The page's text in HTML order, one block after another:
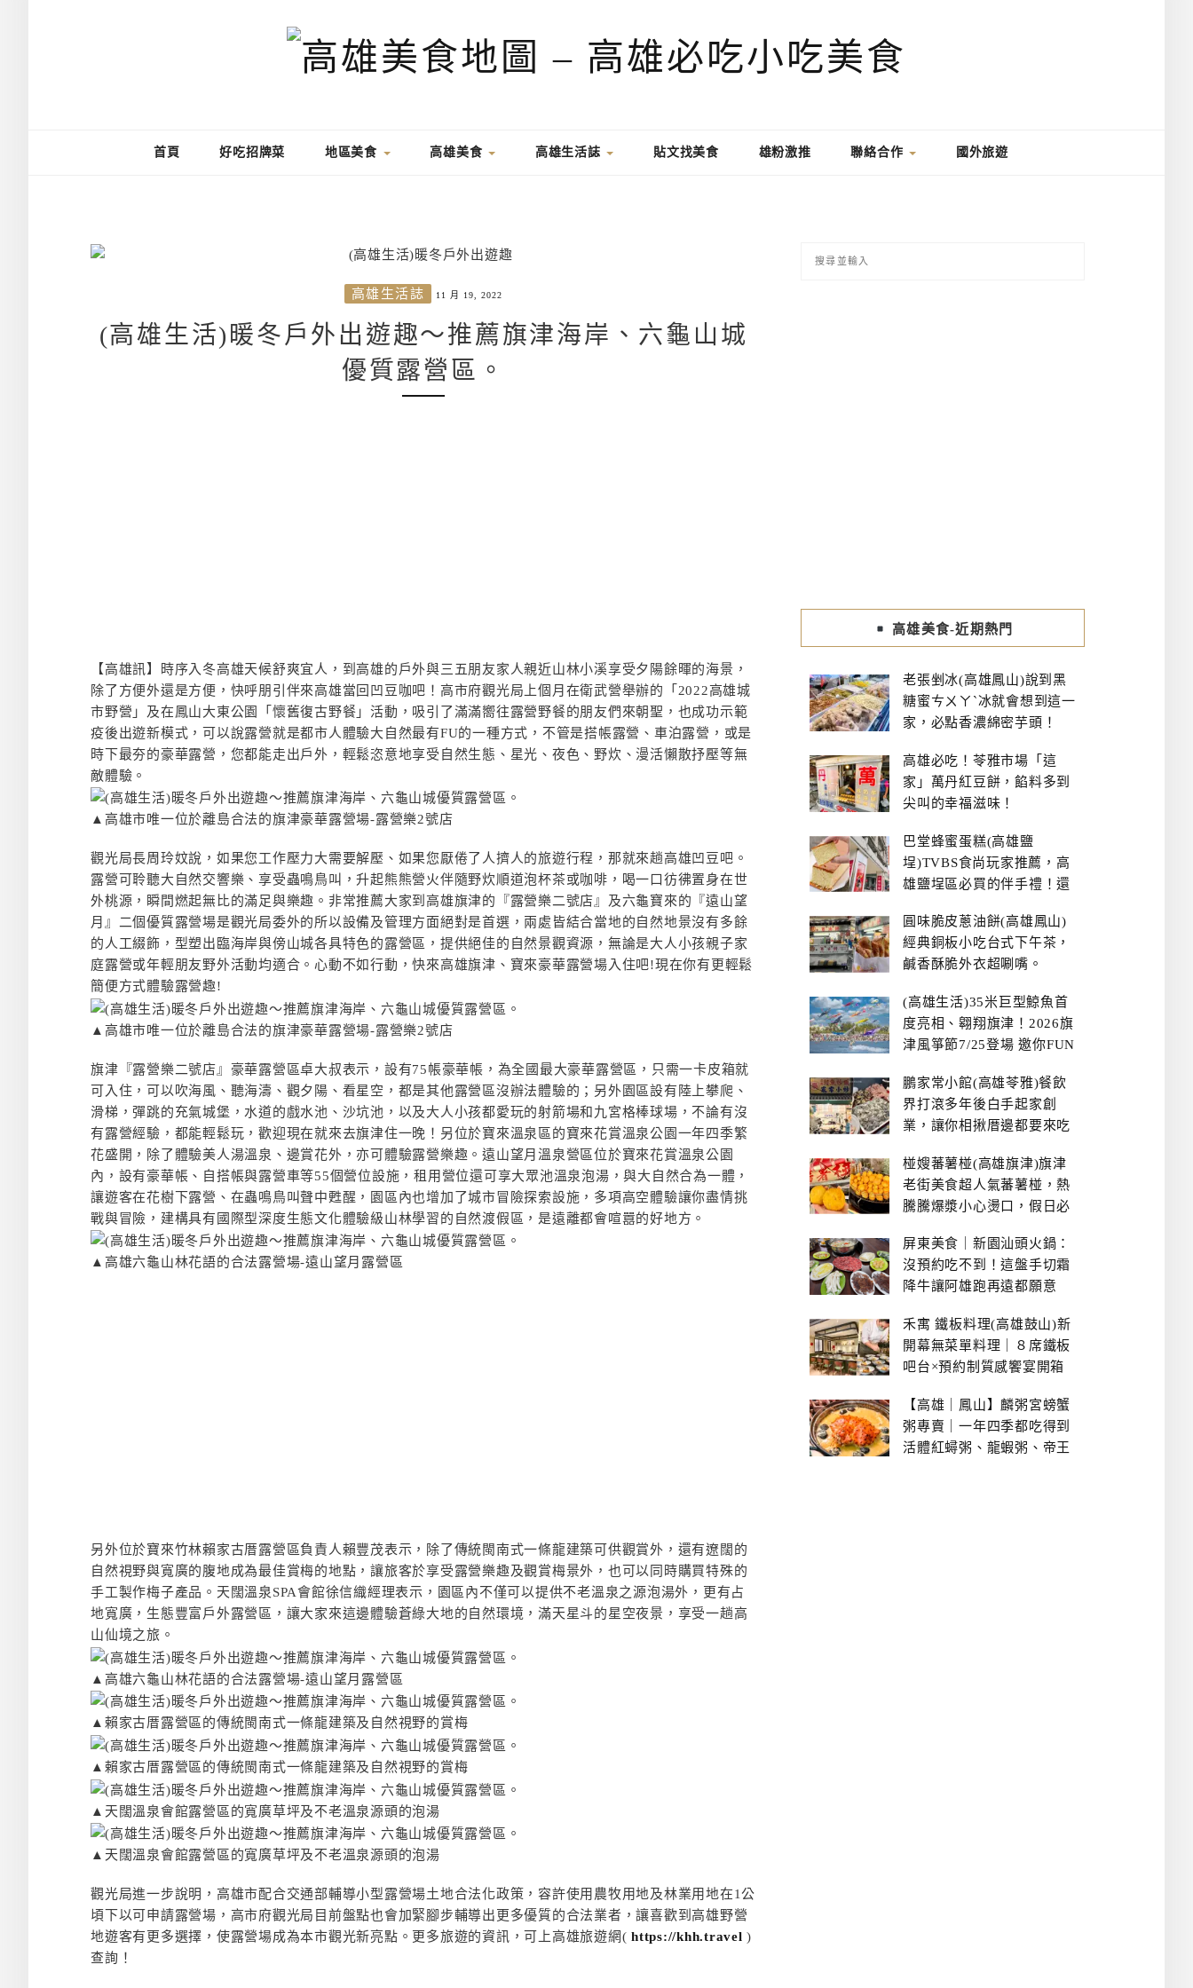
首頁 好吃招牌菜 地區美食 高雄美食 高雄生活誌 貼文找美食 雄粉激推 聯絡合作 國外旅遊
高雄生活誌 11 月 19, 2022
(高雄生活)暖冬戶外出遊趣～推薦旗津海岸、六龜山城
優質露營區。
【高雄訊】時序入冬高雄天候舒爽宜人，到高雄的戶外與三五朋友家人親近山林小溪享受夕陽餘暉的海景，
除了方便外還是方便，快呼朋引伴來高雄當回凹豆咖吧！高市府觀光局上個月在衛武營舉辦的「2022高雄城
市野營」及在鳳山大東公園「懷舊復古野餐」活動，吸引了滿滿嚮往露營野餐的朋友們來朝聖，也成功示範
疫後出遊新模式，可以說露營就是都市人體驗大自然最有FU的一種方式，不管是搭帳露營、車泊露營，或是
時下最夯的豪華露營，您都能走出戶外，輕鬆恣意地享受自然生態、星光、夜色、野炊、漫活懶散抒壓等無
敵體驗。
▲高雄市唯一位於離島合法的旗津豪華露營場-露營樂2號店
觀光局長周玲妏說，如果您工作壓力大需要解壓、如果您厭倦了人擠人的旅遊行程，那就來趟高雄凹豆吧。
露營可聆聽大自然交響樂、享受蟲鳴鳥叫，升起熊熊營火伴隨野炊順道泡杯茶或咖啡，喝一口彷彿置身在世
外桃源，瞬間燃起無比的滿足與樂趣。非常推薦大家到高雄旗津的『露營樂二號店』及六龜寶來的『遠山望
月』二個優質露營場是觀光局委外的所以設備及管理方面絕對是首選，兩處皆結合當地的自然地景沒有多餘
的人工綴飾，型塑出臨海岸與傍山城各具特色的露營區，提供絕佳的自然景觀資源，無論是大人小孩親子家
庭露營或年輕朋友野外活動均適合。心動不如行動，快來高雄旗津、寶來豪華露營場入住吧!現在你有更輕鬆
簡便方式體驗露營趣!
▲高雄市唯一位於離島合法的旗津豪華露營場-露營樂2號店
旗津『露營樂二號店』豪華露營區卓大叔表示，設有75帳豪華帳，為全國最大豪華露營區，只需一卡皮箱就
可入住，可以吹海風、聽海濤、觀夕陽、看星空，都是其他露營區沒辦法體驗的；另外園區設有陸上攀爬、
滑梯，彈跳的充氣城堡，水道的戲水池、沙坑池，以及大人小孩都愛玩的射箭場和九宮格棒球場，不論有沒
有露營經驗，都能輕鬆玩，歡迎現在就來去旗津住一晚！另位於寶來溫泉區的寶來花賞溫泉公園一年四季繁
花盛開，除了體驗美人湯溫泉、邊賞花外，亦可體驗露營樂趣。遠山望月溫泉營區位於寶來花賞溫泉公園
內，設有豪華帳、自搭帳與露營車等55個營位設施，租用營位還可享大眾池溫泉泡湯，與大自然合為一體，
讓遊客在花樹下露營、在蟲鳴鳥叫聲中甦醒，園區內也增加了城市冒險探索設施，多項高空體驗讓你盡情挑
戰與冒險，建構具有國際型深度生態文化體驗級山林學習的自然渡假區，是遠離都會喧囂的好地方。
▲高雄六龜山林花語的合法露營場-遠山望月露營區
另外位於寶來竹林賴家古厝露營區負責人賴豐茂表示，除了傳統閩南式一條龍建築可供觀賞外，還有遼闊的
自然視野與寬廣的腹地成為最佳賞梅的地點，讓旅客於享受露營樂趣及觀賞梅景外，也可以同時購買特殊的
手工製作梅子產品。天闊溫泉SPA會館徐信織經理表示，園區內不僅可以提供不老溫泉之源泡湯外，更有占
地寬廣，生態豐富戶外露營區，讓大家來這邊體驗蒼綠大地的自然環境，滿天星斗的星空夜景，享受一趟高
山仙境之旅。
▲高雄六龜山林花語的合法露營場-遠山望月露營區
▲賴家古厝露營區的傳統閩南式一條龍建築及自然視野的賞梅
▲賴家古厝露營區的傳統閩南式一條龍建築及自然視野的賞梅
▲天闊溫泉會館露營區的寬廣草坪及不老溫泉源頭的泡湯
▲天闊溫泉會館露營區的寬廣草坪及不老溫泉源頭的泡湯
觀光局進一步說明，高雄市配合交通部輔導小型露營場土地合法化政策，容許使用農牧用地及林業用地在1公
頃下以可申請露營場，高市府觀光局目前盤點也會加緊腳步輔導出更多優質的合法業者，讓喜歡到高雄野營
地遊客有更多選擇，使露營場成為本市觀光新亮點。更多旅遊的資訊，可上高雄旅遊網( https://khh.travel )
查詢！
高雄美食-近期熱門
老張剉冰(高雄鳳山)說到黑
糖蜜ㄘㄨㄚˋ冰就會想到這一
家，必點香濃綿密芋頭！
高雄必吃！苓雅市場「這
家」萬丹紅豆餅，餡料多到
尖叫的幸福滋味！
巴堂蜂蜜蛋糕(高雄鹽
埕)TVBS食尚玩家推薦，高
雄鹽埕區必買的伴手禮！還
圓味脆皮蔥油餅(高雄鳳山)
經典銅板小吃台式下午茶，
鹹香酥脆外衣超唰嘴。
(高雄生活)35米巨型鯨魚首
度亮相、翱翔旗津！2026旗
津風箏節7/25登場 邀你FUN
鵬家常小館(高雄苓雅)餐飲
界打滾多年後白手起家創
業，讓你相揪厝邊都要來吃
椪嫂蕃薯椪(高雄旗津)旗津
老街美食超人氣蕃薯椪，熱
騰騰爆漿小心燙口，假日必
屏東美食｜新園汕頭火鍋：
沒預約吃不到！這盤手切霜
降牛讓阿雄跑再遠都願意
禾寓 鐵板料理(高雄鼓山)新
開幕無菜單料理｜８席鐵板
吧台×預約制質感饗宴開箱
【高雄｜鳳山】麟粥宮螃蟹
粥專賣｜一年四季都吃得到
活體紅蟳粥、龍蝦粥、帝王